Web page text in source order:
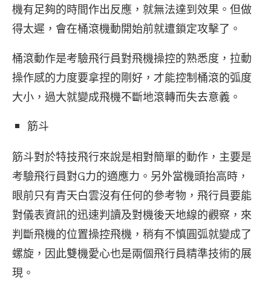
機有足夠的時間作出反應，就無法達到效果。但做
得太遲，會在桶滾機動開始前就遭鎖定攻擊了。
桶滾動作是考驗飛行員對飛機操控的熟悉度，拉動
操作感的力度要拿捏的剛好，才能控制桶滾的弧度
大小，過大就變成飛機不斷地滾轉而失去意義。
筋斗
筋斗對於特技飛行來說是相對簡單的動作，主要是
考驗飛行員對G力的適應力。另外當機頭抬高時，
眼前只有青天白雲沒有任何的參考物，飛行員要能
對儀表資訊的迅速判讀及對機後天地線的觀察，來
判斷飛機的位置操控飛機，稍有不慎圓弧就變成了
螺旋，因此雙機愛心也是兩個飛行員精準技術的展
現。